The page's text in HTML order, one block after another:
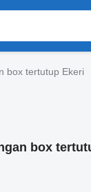
box tertutup Ekeri
box